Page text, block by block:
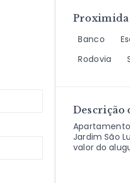
Banco
Rodovia
Descrição
Jardim São
valor do